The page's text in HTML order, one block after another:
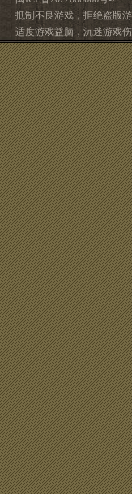
抵制不良游戏，拒绝盗版
适度游戏益脑，沉迷游戏